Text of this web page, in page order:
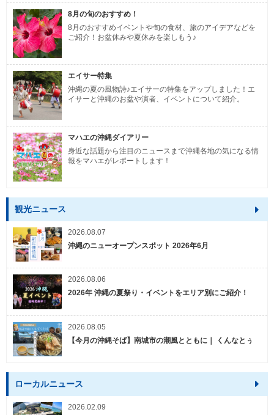
8月の旬のおすすめ！
8月のおすすめイベントや旬の食材、旅のアイデアなどを
ご紹介！お盆休みや夏休みを楽しもう♪
エイサー特集
沖縄の夏の風物詩♪エイサーの特集をアップしました！エ
イサーと沖縄のお盆や演者、イベントについて紹介。
マハエの沖縄ダイアリー
身近な話題から注目のニュースまで沖縄各地の気になる情
報をマハエがレポートします！
観光ニュース
2026.08.07
沖縄のニューオープンスポット 2026年6月
2026.08.06
2026年 沖縄の夏祭り・イベントをエリア別にご紹介！
2026.08.05
【今月の沖縄そば】南城市の潮風とともに｜ くんなとぅ
ローカルニュース
2026.02.09